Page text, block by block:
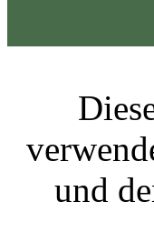
und